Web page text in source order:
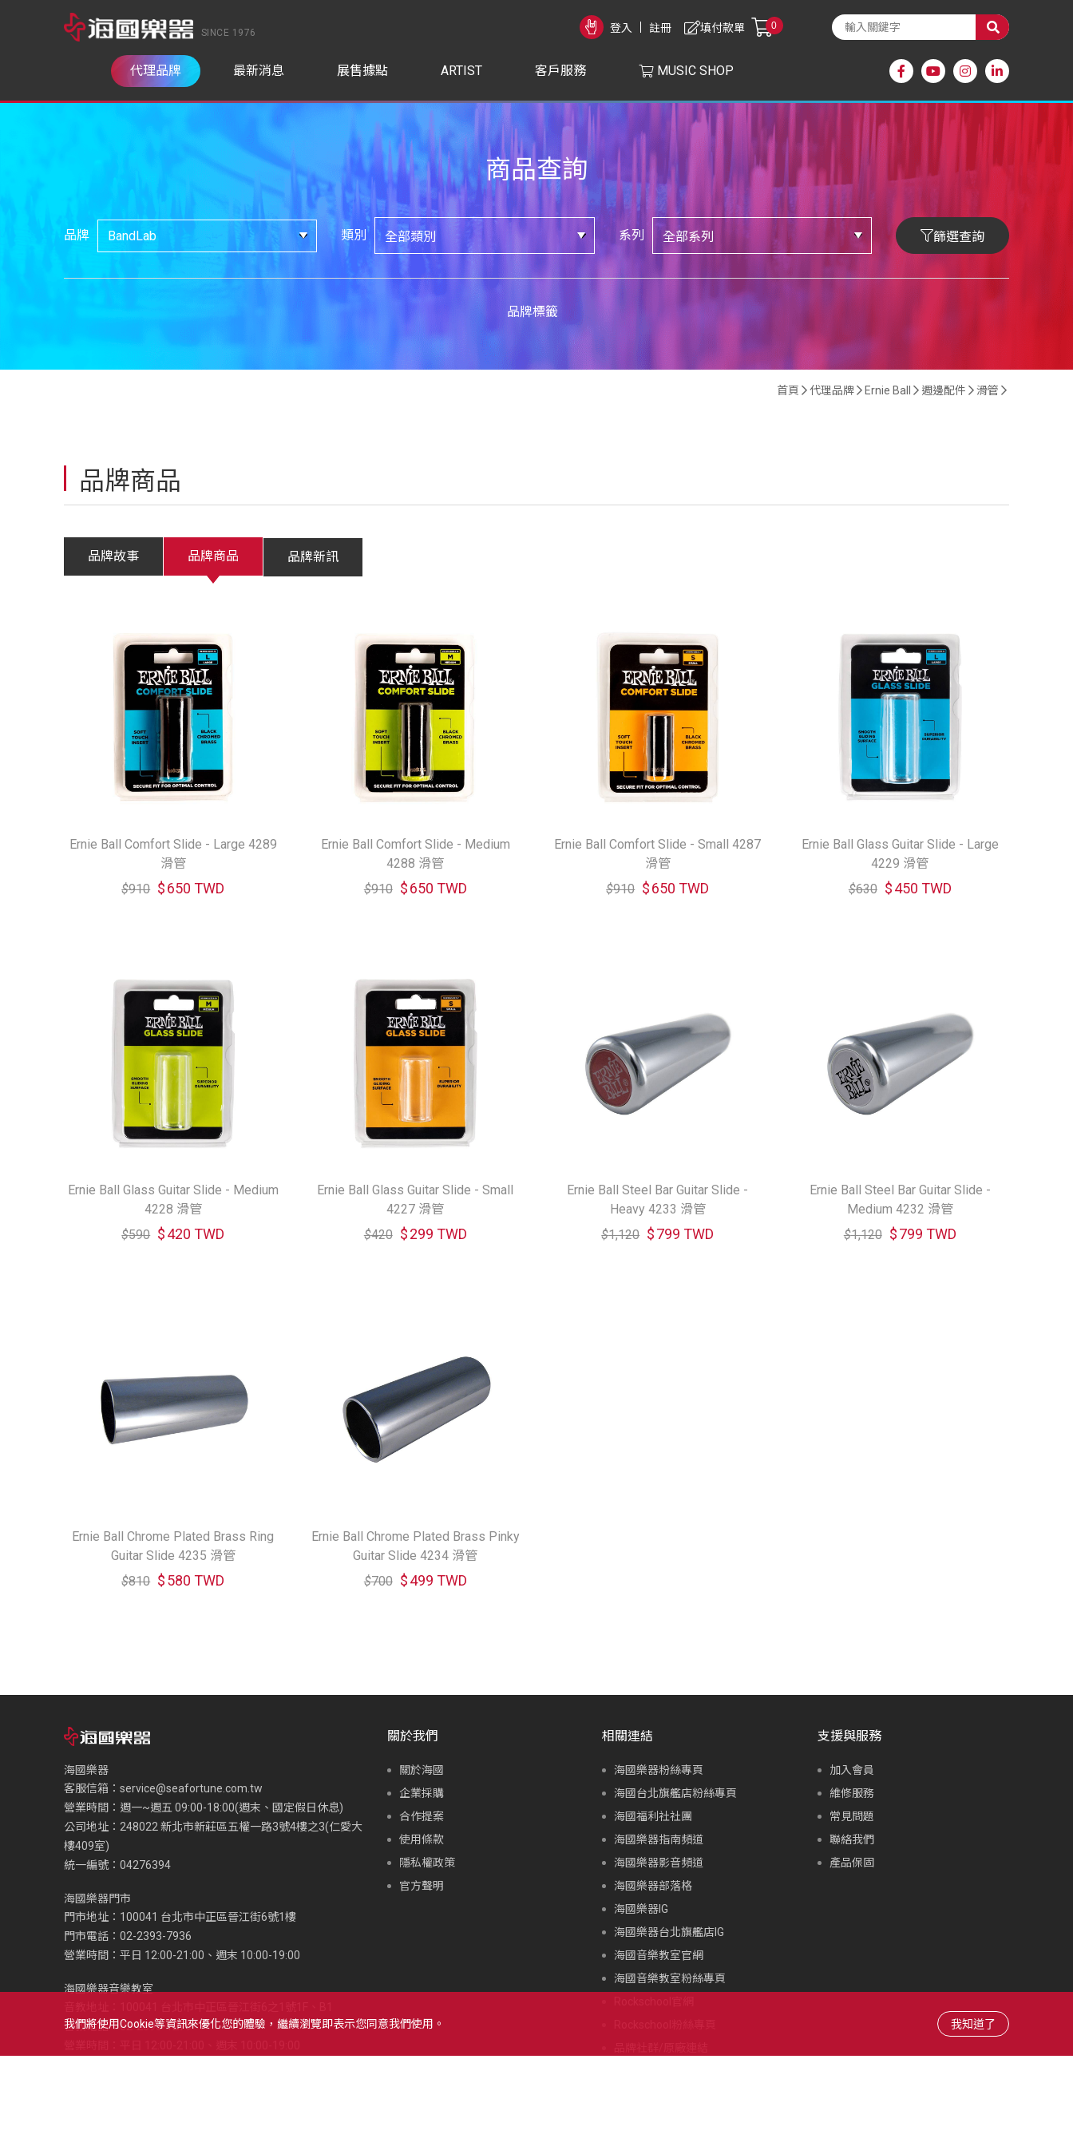
SINCE 1976 登入 註冊 0
填付款單
代理品牌 最新消息 展售據點 ARTIST 客戶服務 MUSIC SHOP
商品查詢
品牌 類別 系列 篩選查詢
品牌標籤
首頁 代理品牌 Ernie Ball 週邊配件 滑管
品牌商品
品牌故事 品牌商品 品牌新訊
Ernie Ball Comfort Slide - Large 4289
滑管
$910 $650 TWD
Ernie Ball Comfort Slide - Medium
4288 滑管
$910 $650 TWD
Ernie Ball Comfort Slide - Small 4287
滑管
$910 $650 TWD
Ernie Ball Glass Guitar Slide - Large
4229 滑管
$630 $450 TWD
Ernie Ball Glass Guitar Slide - Medium
4228 滑管
$590 $420 TWD
Ernie Ball Glass Guitar Slide - Small
4227 滑管
$420 $299 TWD
Ernie Ball Steel Bar Guitar Slide -
Heavy 4233 滑管
$1,120 $799 TWD
Ernie Ball Steel Bar Guitar Slide -
Medium 4232 滑管
$1,120 $799 TWD
Ernie Ball Chrome Plated Brass Ring
Guitar Slide 4235 滑管
$810 $580 TWD
Ernie Ball Chrome Plated Brass Pinky
Guitar Slide 4234 滑管
$700 $499 TWD
海國樂器
客服信箱： service@seafortune.com.tw
營業時間：週一~週五 09:00-18:00(週末、國定假日休息)
公司地址：248022 新北市新莊區五權一路3號4樓之3(仁愛大
樓409室)
統一編號：04276394
海國樂器門市
門市地址：100041 台北市中正區晉江街6號1樓
門市電話：02-2393-7936
營業時間：平日 12:00-21:00、週末 10:00-19:00
海國樂器音樂教室
音教電話：02-2393-1279
關於我們
關於海國
企業採購
合作提案
使用條款
隱私權政策
官方聲明
相關連結
海國樂器粉絲專頁
海國台北旗艦店粉絲專頁
海國福利社社團
海國樂器指南頻道
海國樂器影音頻道
海國樂器部落格
海國樂器IG
海國樂器台北旗艦店IG
海國音樂教室官網
海國音樂教室粉絲專頁
支援與服務
加入會員
維修服務
常見問題
聯絡我們
產品保固
我們將使用cookie等資訊來優化您的體驗，繼續瀏覽即表示您同意我們使用。